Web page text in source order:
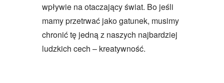
wpływie na otaczający świat. Bo jeśli
mamy przetrwać jako gatunek, musimy
chronić tę jedną z naszych najbardziej
ludzkich cech – kreatywność.